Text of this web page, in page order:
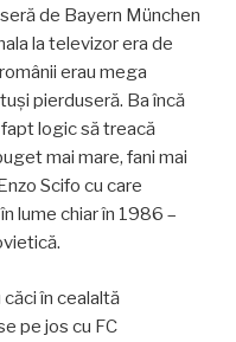
de Bayern München
la televizor era de
erau mega
pierduseră. Ba încă
logic să treacă
mai mare, fani mai
Scifo cu care
lume chiar în 1986 –
în cealaltă
pe jos cu FC